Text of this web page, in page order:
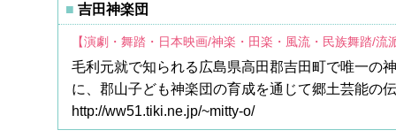
吉田神楽団
【演劇・舞踏・日本映画/神楽・田楽・風流・民族舞踏/流
毛利元就で知られる広島県高田郡吉田町で唯一の
に、郡山子ども神楽団の育成を通じて郷土芸能の
http://ww51.tiki.ne.jp/~mitty-o/